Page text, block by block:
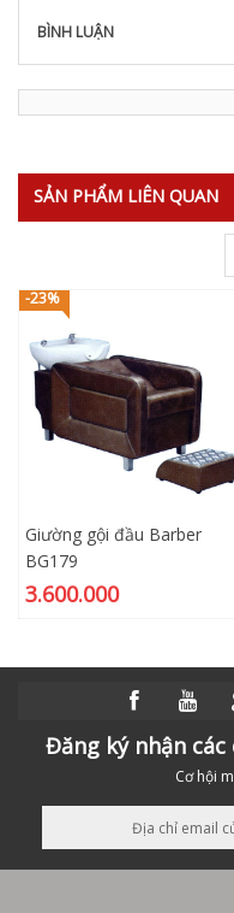
BÌNH LUẬN
SẢN PHẨM LIÊN QUAN
-23%
Giường gội đầu Barber
BG179
3.600.000
Đăng ký nhận
Cơ hội